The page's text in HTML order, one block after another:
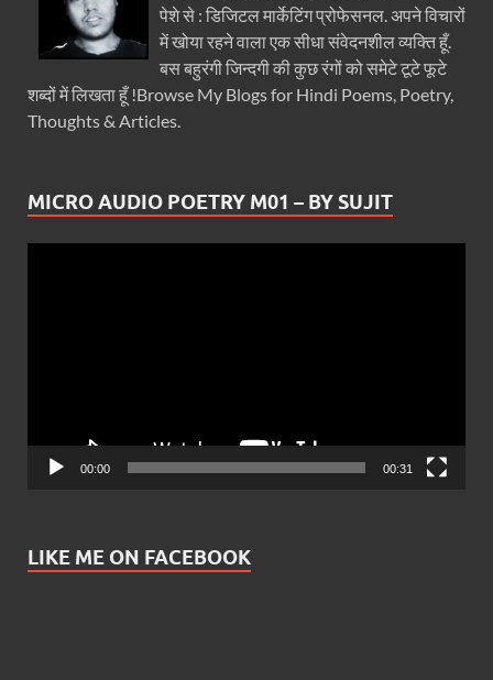
पेशे से : डिजिटल मार्केटिंग प्रोफेसनल. अपने विचारों
में खोया रहने वाला एक सीधा संवेदनशील व्यक्ति हूँ.
बस बहुरंगी जिन्दगी की कुछ रंगों को समेटे टूटे फूटे
शब्दों में लिखता हूँ !Browse My Blogs for Hindi Poems, Poetry,
Thoughts & Articles.
MICRO AUDIO POETRY M01 – BY SUJIT
00:00 00:31
LIKE ME ON FACEBOOK